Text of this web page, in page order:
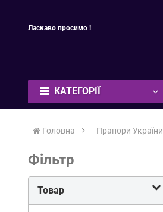
Ласкаво просимо !
КАТЕГОРІЇ
Головна Прапори України
Фільтр
Товар